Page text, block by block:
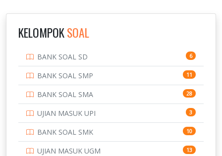
KELOMPOKSOAL
BANK SOAL SD 6
BANK SOAL SMP 11
BANK SOAL SMA 28
UJIAN MASUK UPI 3
BANK SOAL SMK 10
UJIAN MASUK UGM 13